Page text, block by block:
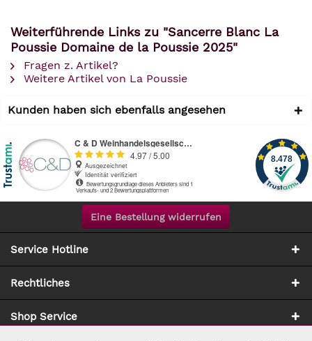
Weiterführende Links zu "Sancerre Blanc La
Poussie Domaine de la Poussie 2025"
Fragen z. Artikel?
Weitere Artikel von La Poussie
Kunden haben sich ebenfalls angesehen
Eine Bestellung widerrufen
Service Hotline
Rechtliches
Shop Service